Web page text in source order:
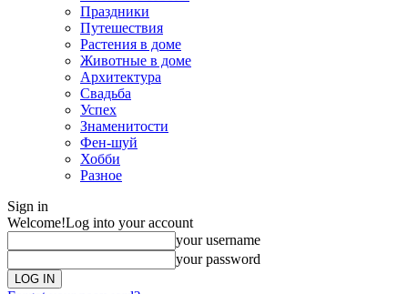
Праздники
Путешествия
Растения в доме
Животные в доме
Архитектура
Свадьба
Успех
Знаменитости
Фен-шуй
Хобби
Разное
Sign in
Welcome!Log into your account
your username
your password